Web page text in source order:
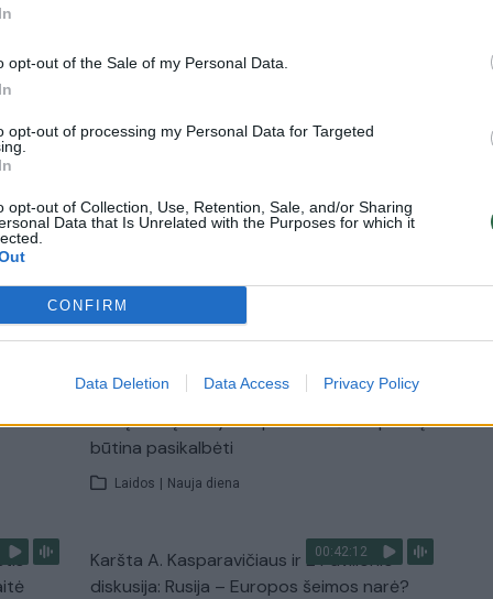
opt-out of the Sale of my Personal Data.
opt-out of processing my Personal Data for Targeted
opt-out of Collection, Use, Retention, Sale, and/or Sharing
Data that Is Unrelated with the Purposes for which it
CONFIRM
Data Deletion Data Access Privacy Policy
Aukštaitijos pučiamųjų orkestras
00:15:25
Ruošiantis naujiems mokslo metams –
vaikų teisių tarnybos primena: štai apie ką
būtina pasikalbėti
Laidos | Nauja diena
00:42:12
Karšta A. Kasparavičiaus ir Ž Pavilionio
diskusija: Rusija – Europos šeimos narė?